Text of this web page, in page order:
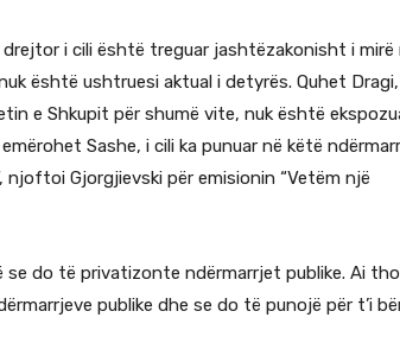
drejtor i cili është treguar jashtëzakonisht i mirë
është ushtruesi aktual i detyrës. Quhet
e Shkupit për shumë vite, nuk është
Sashe, i cili ka punuar në këtë
Gjorgjievski për emisionin “Vetëm një
do të privatizonte ndërmarrjet publike. Ai
publike dhe se do të punojë për t’i